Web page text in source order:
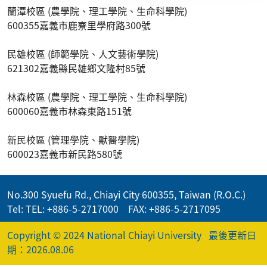
蘭潭校區 (農學院、理工學院、生命科學院)
600355嘉義市鹿寮里學府路300號
民雄校區 (師範學院、人文藝術學院)
621302嘉義縣民雄鄉文隆村85號
林森校區 (農學院、理工學院、生命科學院)
600060嘉義市林森東路151號
新民校區 (管理學院、獸醫學院)
600023嘉義市新民路580號
No.300 Syuefu Rd., Chiayi City 600355, Taiwan (R.O.C.)
Tel: TEL: +886-5-2717000 FAX: +886-5-2717095
Copyright © 2024 National Chiayi University 最後更新日
期：2026.08.06